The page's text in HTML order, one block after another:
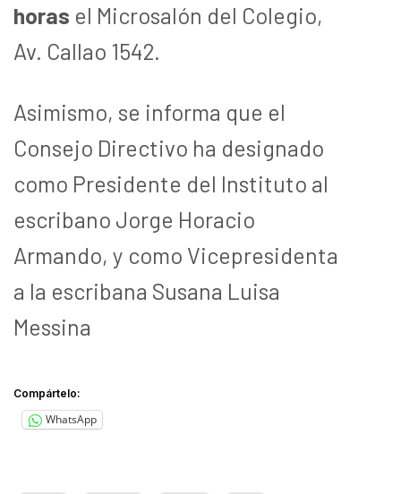
horas el Microsalón del Colegio,
Av. Callao 1542.
Asimismo, se informa que el
Consejo Directivo ha designado
como Presidente del Instituto al
escribano Jorge Horacio
Armando, y como Vicepresidenta
a la escribana Susana Luisa
Messina
Compártelo:
WhatsApp